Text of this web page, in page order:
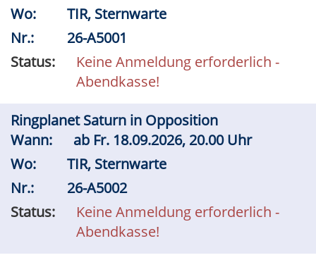
Wo:
TIR, Sternwarte
Nr.:
26-A5001
Status:
Keine Anmeldung erforderlich -
Abendkasse!
Ringplanet Saturn in Opposition
Wann:
ab Fr. 18.09.2026, 20.00 Uhr
Wo:
TIR, Sternwarte
Nr.:
26-A5002
Status:
Keine Anmeldung erforderlich -
Abendkasse!